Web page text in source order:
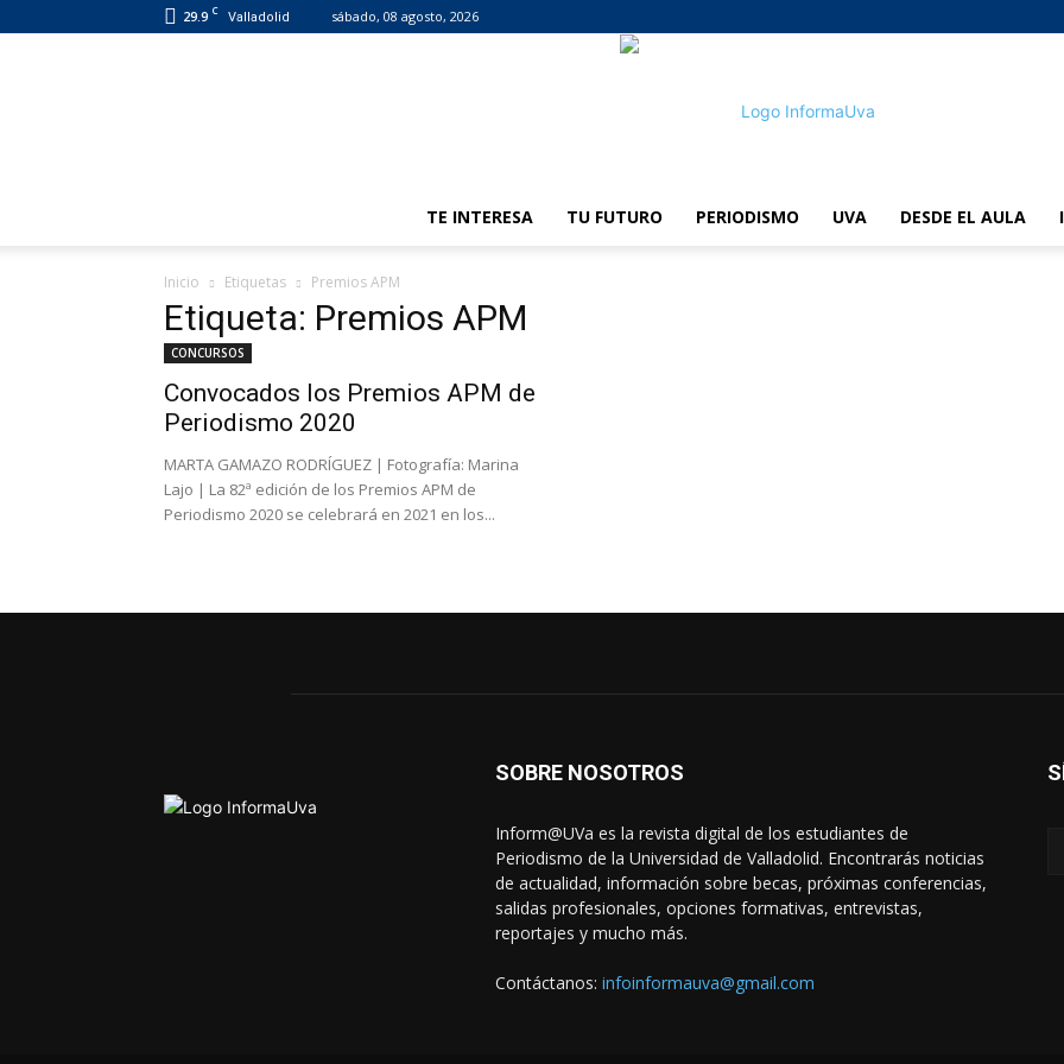
29.9 C Valladolid sábado, 08 agosto, 2026
TE INTERESA TU FUTURO PERIODISMO UVA DESDE EL AULA
Inicio Etiquetas Premios APM
Etiqueta: Premios APM
CONCURSOS
Convocados los Premios APM de
Periodismo 2020
MARTA GAMAZO RODRÍGUEZ | Fotografía: Marina
Lajo | La 82ª edición de los Premios APM de
Periodismo 2020 se celebrará en 2021 en los...
SOBRE NOSOTROS
Inform@UVa es la revista digital de los estudiantes de
Periodismo de la Universidad de Valladolid. Encontrarás noticias
de actualidad, información sobre becas, próximas conferencias,
salidas profesionales, opciones formativas, entrevistas,
reportajes y mucho más.
Contáctanos: infoinformauva@gmail.com